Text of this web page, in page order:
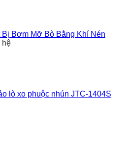
Bị Bơm Mỡ Bò Bằng Khí Nén
hệ
lò xo phuộc nhún JTC-1404S